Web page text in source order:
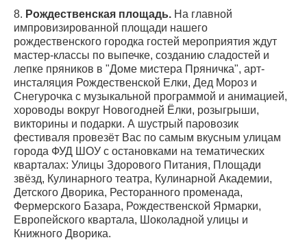
8. Рождественская площадь. На главной
импровизированной площади нашего
рождественского городка гостей мероприятия ждут
мастер-классы по выпечке, созданию сладостей и
лепке пряников в "Доме мистера Пряничка", арт-
инсталяция Рождественской Елки, Дед Мороз и
Снегурочка с музыкальной программой и анимацией,
хороводы вокруг Новогодней Ёлки, розыгрыши,
викторины и подарки. А шустрый паровозик
фестиваля провезёт Вас по самым вкусным улицам
города ФУД ШОУ с остановками на тематических
кварталах: Улицы Здорового Питания, Площади
звёзд, Кулинарного театра, Кулинарной Академии,
Детского Дворика, Ресторанного променада,
Фермерcкого Базара, Рождественской Ярмарки,
Европейского квартала, Шоколадной улицы и
Книжного Дворика.